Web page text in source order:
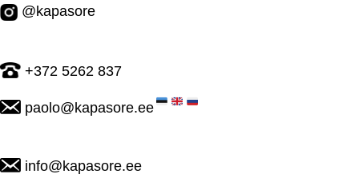
@kapasore
+372 5262 837
paolo@kapasore.ee
info@kapasore.ee